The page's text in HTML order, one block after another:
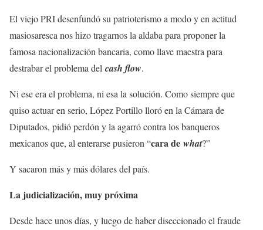
El viejo PRI desenfundó su patrioterismo a modo y en actitud
masiosaresca nos hizo tragarnos la aldaba para proponer la
famosa nacionalización bancaria‎, como llave maestra para
destrabar el problema del cash flow.
Ni ese era el problema, ni esa la solución. Como siempre que
quiso actuar en serio, López Portillo lloró en la Cámara de
Diputados, pidió perdón y la agarró contra los banqueros
mexicanos que, al enterarse pusieron “cara de what?”
Y sacaron más y más dólares del país.
La judicialización, muy próxima
Desde hace unos días, y luego de haber diseccionado el fraude